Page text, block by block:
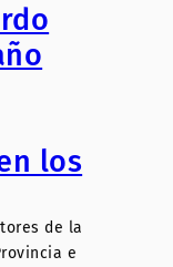
los
de la
e